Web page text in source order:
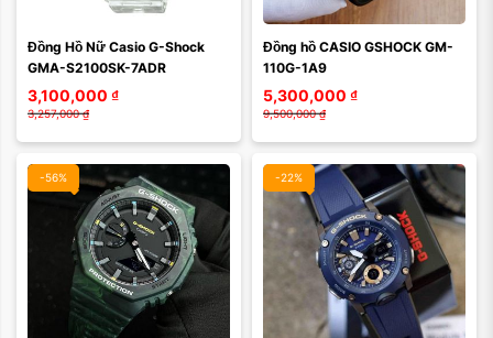
Đồng Hồ Nữ Casio G-Shock
GMA-S2100SK-7ADR
3,100,000 ₫
3,257,000 ₫
Đồng hồ CASIO GSHOCK GM-
110G-1A9
5,300,000 ₫
9,500,000 ₫
-56%
Xóa
-22%
Màu mặt: Màu mặt: